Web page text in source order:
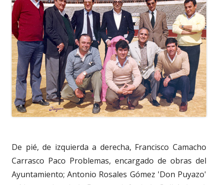
De pié, de izquierda a derecha, Francisco Camacho
Carrasco Paco Problemas, encargado de obras del
Ayuntamiento; Antonio Rosales Gómez 'Don Puyazo'